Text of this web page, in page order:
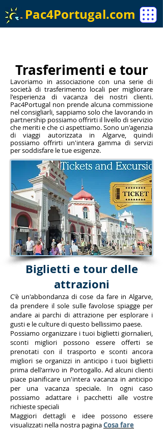
Pac4Portugal.com
Trasferimenti e tour
Lavoriamo in associazione con una serie di
società di trasferimento locali per migliorare
l'esperienza di vacanza dei nostri clienti.
Pac4Portugal non prende alcuna commissione
nel consigliarli, sappiamo solo che lavorando in
partnership possiamo offrirti il livello di servizio
che meriti e che ci aspettiamo. Sono un'agenzia
di viaggi autorizzata in Algarve, quindi
possiamo offrirti un'intera gamma di servizi
per soddisfare le tue esigenze.
Biglietti e tour delle
attrazioni
C'è un'abbondanza di cose da fare in Algarve,
da prendere il sole sulle favolose spiagge per
andare ai parchi di attrazione per esplorare i
gusti e le culture di questo bellissimo paese.
Possiamo organizzare i tuoi biglietti giornalieri,
sconti migliori possono essere offerti se
prenotati con il trasporto e sconti ancora
migliori se organizzi in anticipo i tuoi biglietti
prima dell'arrivo in Portogallo. Ad alcuni clienti
piace pianificare un'intera vacanza in anticipo
per una vacanza speciale. In ogni caso
possiamo adattare i pacchetti alle vostre
richieste speciali
Maggiori dettagli e idee possono essere
visualizzati nella nostra paginaCosa fare